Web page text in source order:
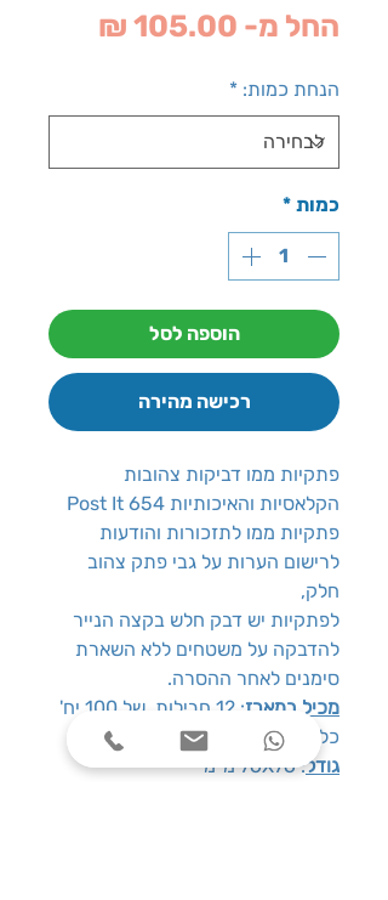
החל מ- 105.00 ₪
הנחת כמות: *
כמות *
הוספה לסל
רכישה מהירה
פתקיות ממו דביקות צהובות
הקלאסיות והאיכותיות Post It 654
פתקיות ממו לתזכורות והודעות
לרישום הערות על גבי פתק צהוב
חלק,
לפתקיות יש דבק חלש בקצה הנייר
להדבקה על משטחים ללא השארת
סימנים לאחר ההסרה.
מכיל במארז
: 12 חבילות של 100 יח'
כל אחד, סה"כ 1200 פתקיות
גודל: 76X76 מ''מ